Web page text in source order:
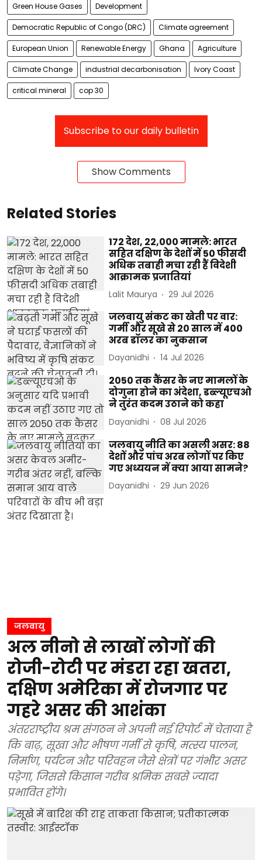
Green House Gases Development
Democratic Republic of Congo (DRC) Climate agreement
European Union Renewable Energy Ghana Agriculture
Climate Change industrial decarbonisation Ivory Coast
critical mineral cop 30
Subscribe to our daily bulletin
Show Comments
Related Stories
172 देश, 22,000 मामले: भारत
सहित दक्षिण के देशों में 50 फीसदी
अधिक तबाही मचा रही हैं विदेशी
आक्रामक प्रजातियां
Lalit Maurya 29 Jul 2026
जलवायु संकट का खेती पर वार:
गर्मी और सूखे से 20 साल में 400
अरब डॉलर का नुकसान
Dayanidhi 14 Jul 2026
2050 तक कैंसर के नए मामलों के
दोगुना होने का अंदेशा, डब्ल्यूएचओ
ने तुरंत कदम उठाने को कहा
Dayanidhi 08 Jul 2026
जलवायु नीति का असली असर: 88
देशों और पांच अरब लोगों पर किए
गए अध्ययन में क्या आया सामने?
Dayanidhi 29 Jun 2026
जलवायु
अल नीनो से लाखों लोगों की
रोजी-रोटी पर मंडरा रहा खतरा,
दक्षिण अमेरिका में रोजगार पर
गहरे असर की आशंका
अंतरराष्ट्रीय श्रम संगठन ने अपनी नई रिपोर्ट में चेताया है
कि बाढ़, सूखा और भीषण गर्मी से कृषि, मत्स्य पालन,
निर्माण, पर्यटन और परिवहन जैसे क्षेत्रों पर गंभीर असर
पड़ेगा, जिससे किसान गरीब श्रमिक सबसे ज्यादा
प्रभावित होंगे।